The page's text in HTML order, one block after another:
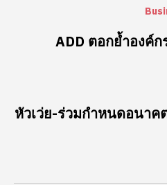
ADD ตอกย้ำองค์
หัวเว่ย-ร่วมกำหนดอนา